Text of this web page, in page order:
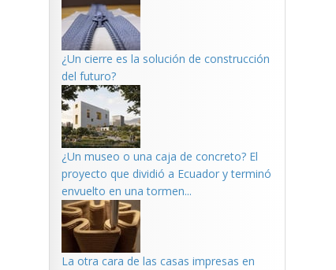
¿Un cierre es la solución de construcción
del futuro?
¿Un museo o una caja de concreto? El
proyecto que dividió a Ecuador y terminó
envuelto en una tormen...
La otra cara de las casas impresas en